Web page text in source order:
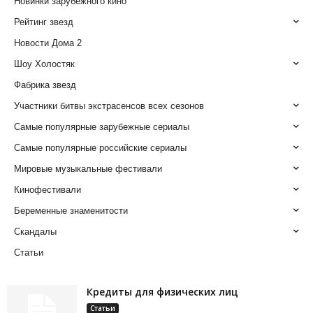
Рейтинг звезд
Новости Дома 2
Шоу Холостяк
Фабрика звезд
Участники битвы экстрасенсов всех сезонов
Самые популярные зарубежные сериалы
Самые популярные российские сериалы
Мировые музыкальные фестивали
Кинофестивали
Беременные знаменитости
Скандалы
Статьи
Кредиты для физических лиц
Статьи